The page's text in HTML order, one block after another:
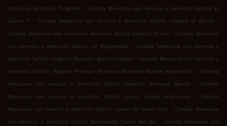
domicilio Saltillo El Progreso . Comida Mexicana con servicio a domicilio Saltillo El
Álamo II
. Comida Mexicana con servicio a domicilio Saltillo Viñedos el Álamo
.
Comida Mexicana con servicio a domicilio Saltillo Ejido la Minita . Comida Mexicana
con servicio a domicilio Saltillo La Magueyada
. Comida Mexicana con servicio a
domicilio Saltillo Federico Berrueto Barrón Popular . Comida Mexicana con servicio a
domicilio Saltillo Popular Profesor Federico Berrueto Ramón Ampliación
. Comida
Mexicana con servicio a domicilio Saltillo Federico Berrueto Barrón
.
Comida
Mexicana con servicio a domicilio Saltillo Lomas Verdes Ampliación
.
Comida
Mexicana con servicio a domicilio Saltillo Lomas de Santa Cruz
. Comida Mexicana
con servicio a domicilio Saltillo Residencial Portal del Sur . Comida Mexicana con